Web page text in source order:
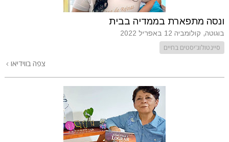
ונסה מתפארת בממדיה בבית
בוגוטה, קולומביה 12 באפריל 2022
סיינטולוג'יסטים בחיים
צפה בווידיאו